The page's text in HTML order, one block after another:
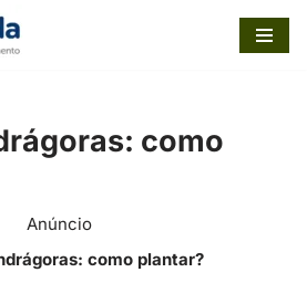
como
Anúncio
como plantar?